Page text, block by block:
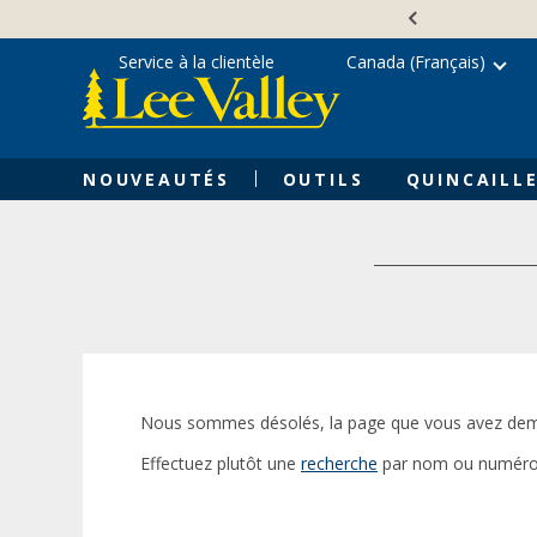
content
NOUVEAUTÉS OUTILS
Service à la clientèle Canada (Français)
Nous sommes désolés, la page que vous avez
Effectuez plutôt une recherche par nom ou